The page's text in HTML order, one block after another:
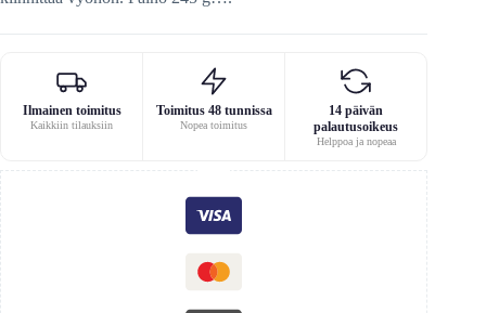
Ilmainen toimitus
Kaikkiin tilauksiin
Toimitus 48 tunnissa
Nopea toimitus
14 päivän
palautusoikeus
Helppoa ja nopeaa